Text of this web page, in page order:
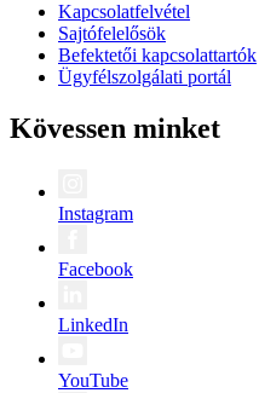
Kapcsolatfelvétel
Sajtófelelősök
Befektetői kapcsolattartók
Ügyfélszolgálati portál
Kövessen minket
Instagram
Facebook
LinkedIn
YouTube